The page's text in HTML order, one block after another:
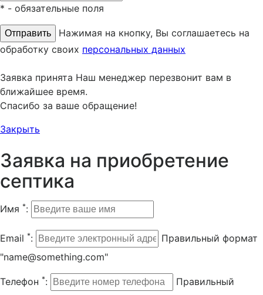
* - обязательные поля
Нажимая на кнопку, Вы соглашаетесь на
обработку своих персональных данных
Заявка принята Наш менеджер перезвонит вам в
ближайшее время.
Спасибо за ваше обращение!
Закрыть
Заявка на приобретение
септика
Имя *:
Email *:
Правильный формат
"name@something.com"
Телефон *:
Правильный